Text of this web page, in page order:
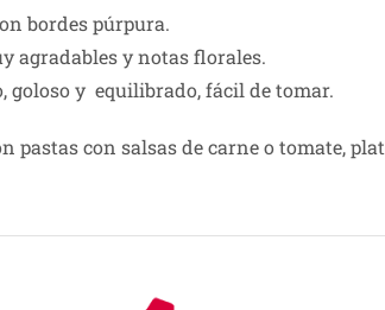
bordes púrpura.
agradables y notas florales.
goloso y equilibrado, fácil de tomar.
pastas con salsas de carne o tomate,